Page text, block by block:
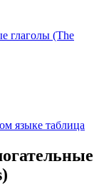
глаголы (The
языке таблица